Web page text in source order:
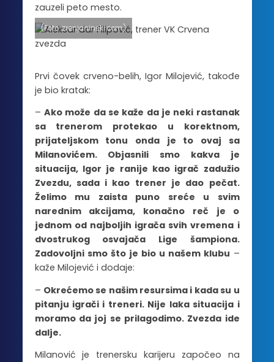
zauzeli peto mesto.
(Foto: zrenjaninski.com)
Prvi čovek crveno-belih, Igor Milojević, takođe
je bio kratak:
– Ako može da se kaže da je neki rastanak
sa trenerom protekao u korektnom,
prijateljskom tonu onda je to ovaj sa
Milanovićem. Objasnili smo kakva je
situacija, Igor je ranije kao igrač zadužio
Zvezdu, sada i kao trener je dao pečat.
Želimo mu zaista puno sreće u svim
narednim akcijama, konačno reč je o
jednom od najboljih igrača svih vremena i
dvostrukog osvajača Lige šampiona.
Zadovoljni smo što je bio u našem klubu –
kaže Milojević i dodaje:
– Okrećemo se našim resursima i kada su u
pitanju igrači i treneri. Nije laka situacija i
moramo da joj se prilagodimo. Zvezda ide
dalje.
Milanović je trenersku karijeru započeo na